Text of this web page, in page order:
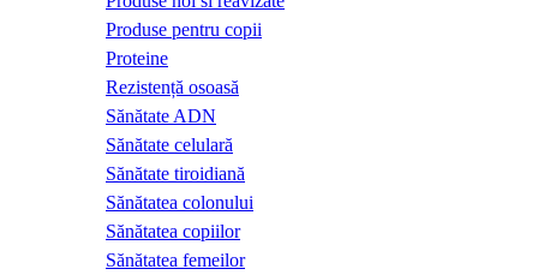
Produse pentru copii
Proteine
Rezistență osoasă
Sănătate ADN
Sănătate celulară
Sănătate tiroidiană
Sănătatea colonului
Sănătatea copiilor
Sănătatea femeilor